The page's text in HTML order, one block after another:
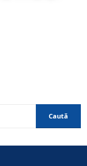
Caută